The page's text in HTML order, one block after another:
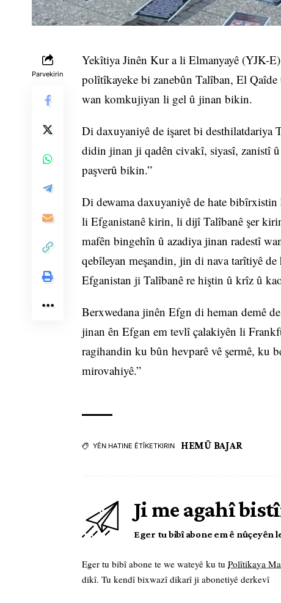
Parvekirin
Yekîtiya Jinên Kur a li Elmanyayê (YJK-
polîtîkayeke bi zanebûn Talîban, El
wan komkujiyan li gel û jinan bikin.
Di daxuyaniyê de işaret bi desthilatdariya
didin jinan ji qadên civakî, siyasî, zanistî
paşverû bikin.”
Di dewama daxuyaniyê de hate
li Efganistanê kirin, li dijî Talîbanê şer
mafên bingehîn û azadiya jinan radestî
qebîleyan meşandin, jin di nava tarîtiyê
Efganistan ji Talîbanê re hiştin û krîz û
Berxwedana jinên Efgn di heman demê
jinan ên Efgan em tevlî çalakiyên li
ragihandin ku bûn hevparê vê şermê, ku
mirovahiyê.”
YÊN HATINE ÊTÎKETKIRIN HEMÛ BAJAR
Ji me agahî
Eger tu bibî abone em ê nûçeyên
Eger tu bibî abone te we wateyê ku tu Polîtikaya
dikî. Tu kendî bixwazî dikarî ji abonetiyê derkevî